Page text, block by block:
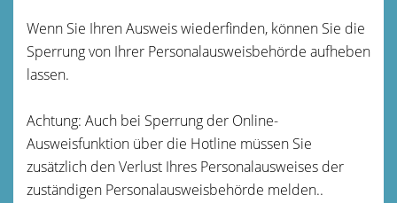
Wenn Sie Ihren Ausweis wiederfinden, können Sie die
Sperrung von Ihrer Personalausweisbehörde aufheben
lassen.
Achtung: Auch bei Sperrung der Online-
Ausweisfunktion über die Hotline müssen Sie
zusätzlich den Verlust Ihres Personalausweises der
zuständigen Personalausweisbehörde melden..